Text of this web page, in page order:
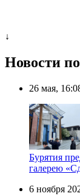
↓
Новости
26 мая,
Бурятия
галерею
6 ноября